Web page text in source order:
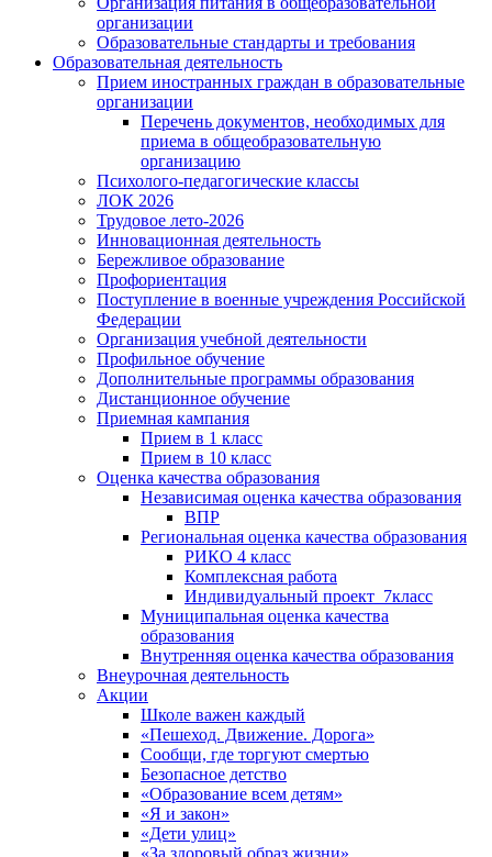
организации
Образовательные стандарты и требования
Образовательная деятельность
Прием иностранных граждан в образовательные
организации
Перечень документов, необходимых для
приема в общеобразовательную
организацию
Психолого-педагогические классы
ЛОК 2026
Трудовое лето-2026
Инновационная деятельность
Бережливое образование
Профориентация
Поступление в военные учреждения Российской
Федерации
Организация учебной деятельности
Профильное обучение
Дополнительные программы образования
Дистанционное обучение
Приемная кампания
Прием в 1 класс
Прием в 10 класс
Оценка качества образования
Независимая оценка качества образования
ВПР
Региональная оценка качества образования
РИКО 4 класс
Комплексная работа
Индивидуальный проект_7класс
Муниципальная оценка качества
образования
Внутренняя оценка качества образования
Внеурочная деятельность
Акции
Школе важен каждый
«Пешеход. Движение. Дорога»
Сообщи, где торгуют смертью
Безопасное детство
«Образование всем детям»
«Я и закон»
«Дети улиц»
«За здоровый образ жизни»